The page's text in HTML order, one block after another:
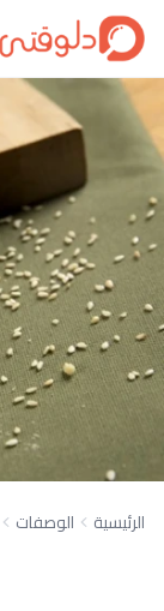
الرئيسية الوصفات